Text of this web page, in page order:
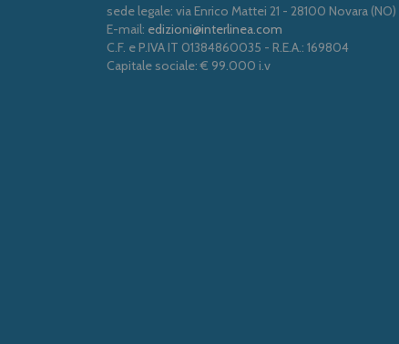
sede legale: via Enrico Mattei 21 - 28100 Novara (NO)
E-mail: edizioni@interlinea.com
C.F. e P.IVA IT 01384860035 - R.E.A.: 169804
Capitale sociale: € 99.000 i.v